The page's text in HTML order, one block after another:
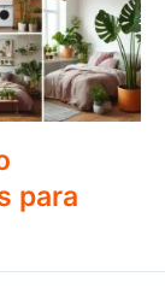
para